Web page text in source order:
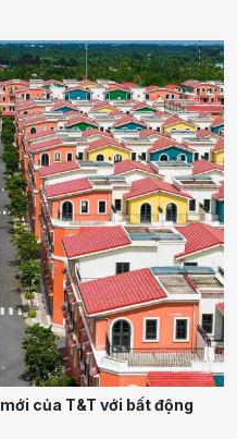
của T&T với bất động